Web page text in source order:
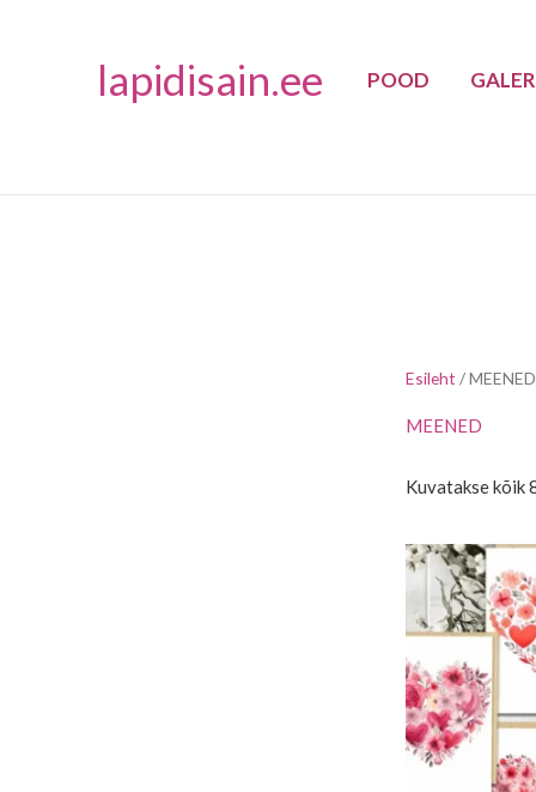
lapidisain.ee POOD
Esileht / MEENED
MEENED
Kuvatakse kõik